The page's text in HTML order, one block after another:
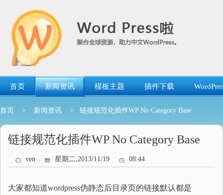
首页 新闻资讯 模板主题 插件下载
首页 > 新闻资讯 > 链接规范化插件WP No Category Base
链接规范化插件WP No Category Base
ven 星期二,2013/11/19 08:44
大家都知道wordpress伪静态后目录页的链接默认都是